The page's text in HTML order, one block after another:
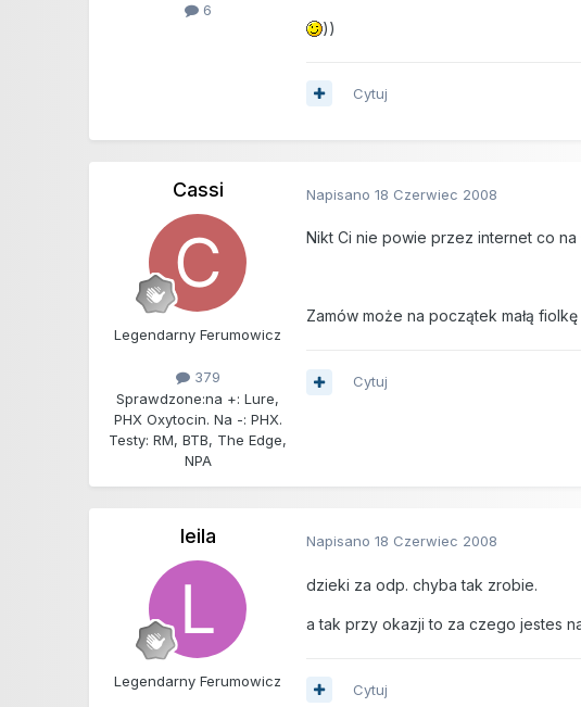
6
))
Cytuj
Cassi
Legendarny Ferumowicz
379
Sprawdzone:na +: Lure,
PHX Oxytocin. Na -: PHX.
Testy: RM, BTB, The Edge,
NPA
Napisano18 Czerwiec 2008
Nikt Ci nie powie przez internet co na
Zamów może na początek małą
Cytuj
leila
Legendarny Ferumowicz
Napisano18 Czerwiec 2008
dzieki za odp. chyba tak zrobie.
a tak przy okazji to za czego jestes
Cytuj